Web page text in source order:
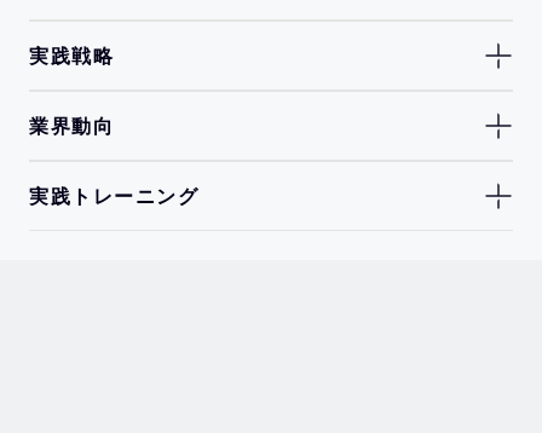
実践戦略
業界動向
実践トレーニング